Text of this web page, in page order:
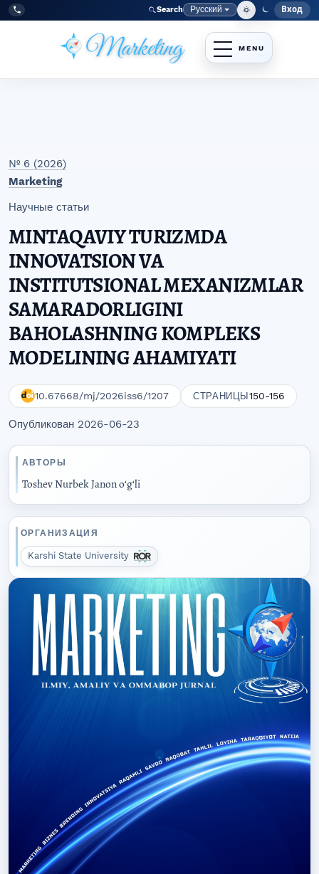
Перейти к главному меню навигации
Перейти к основному контенту
Перейти к нижнему колонтитулу сайта
Tel:
+998977838464 Search Язык
Русский Меню
Вход
№ 6 (2026)
Marketing
Научные статьи
MINTAQAVIY TURIZMDA
INNOVATSION VA
INSTITUTSIONAL MEXANIZMLAR
SAMARADORLIGINI
BAHOLASHNING KOMPLEKS
MODELINING AHAMIYATI
10.67668/mj/2026iss6/1207 СТРАНИЦЫ150-156
Опубликован 2026-06-23
АВТОРЫ
Toshev Nurbek Janon oʻgʻli
ОРГАНИЗАЦИЯ
Karshi State University